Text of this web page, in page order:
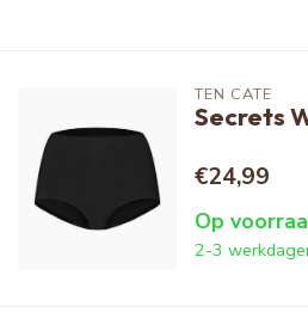
TEN CATE
Secrets
€24,99
Op
2-3